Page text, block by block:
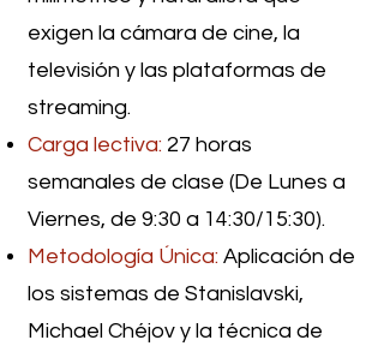
exigen la cámara de cine, la
televisión y las plataformas de
streaming.
Carga lectiva: 27 horas
semanales de clase (De Lunes a
Viernes, de 9:30 a 14:30/15:30).
Metodología Única: Aplicación de
los sistemas de Stanislavski,
Michael Chéjov y la técnica de